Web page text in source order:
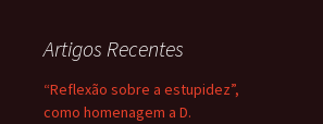
Artigos Recentes
“Reflexão sobre a estupidez”,
como homenagem a D.